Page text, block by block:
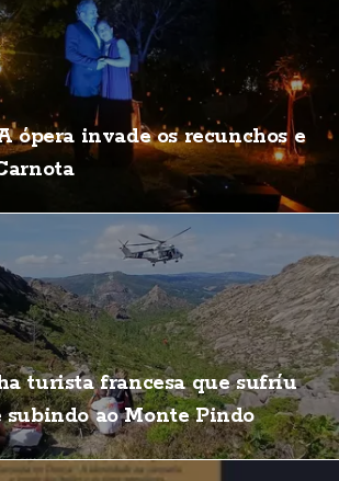
ópera invade os recunchos e
turista francesa que sufríu
ao Monte Pindo